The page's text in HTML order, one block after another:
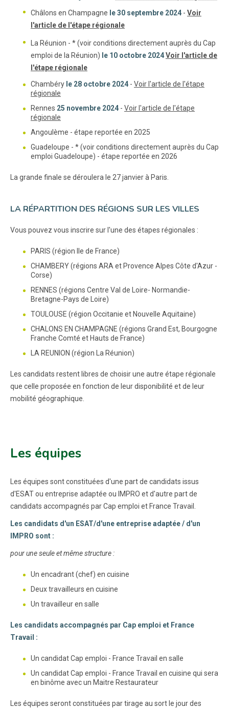
Châlons en Champagne le 30 septembre 2024 - Voir
l'article de l'étape régionale
La Réunion - * (voir conditions directement auprès du Cap
emploi de la Réunion) le 10 octobre 2024Voir l'article de
l'étape régionale
Chambéry le 28 octobre 2024 - Voir l'article de l'étape
régionale
Rennes 25 novembre 2024 - Voir l'article de l'étape
régionale
Angoulème - étape reportée en 2025
Guadeloupe - * (voir conditions directement auprès du Cap
emploi Guadeloupe) - étape reportée en 2026
La grande finale se déroulera le 27 janvier à Paris.
LA RÉPARTITION DES RÉGIONS SUR LES VILLES
Vous pouvez vous inscrire sur l'une des étapes régionales :
PARIS (région Ile de France)
CHAMBERY (régions ARA et Provence Alpes Côte d'Azur -
Corse)
RENNES (régions Centre Val de Loire- Normandie-
Bretagne-Pays de Loire)
TOULOUSE (région Occitanie et Nouvelle Aquitaine)
CHALONS EN CHAMPAGNE (régions Grand Est, Bourgogne
Franche Comté et Hauts de France)
LA REUNION (région La Réunion)
Les candidats restent libres de choisir une autre étape régionale
que celle proposée en fonction de leur disponibilité et de leur
mobilité géographique.
Les équipes
Les équipes sont constituées d'une part de candidats issus
d'ESAT ou entreprise adaptée ou IMPRO et d'autre part de
candidats accompagnés par Cap emploi et France Travail.
Les candidats d'un ESAT/d'une entreprise adaptée / d'un
IMPRO sont :
pour une seule et même structure :
Un encadrant (chef) en cuisine
Deux travailleurs en cuisine
Un travailleur en salle
Les candidats accompagnés par Cap emploi et France
Travail :
Un candidat Cap emploi - France Travail en salle
Un candidat Cap emploi - France Travail en cuisine qui sera
en binôme avec un Maitre Restaurateur
Les équipes seront constituées par tirage au sort le jour des